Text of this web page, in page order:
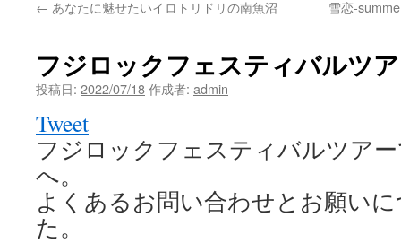
← あなたに魅せたいイロトリドリの南魚沼 雪恋-
フジロックフェスティバルツ
投稿日: 2022/07/18作成者: admin
Tweet
フジロックフェスティバルツア
へ。
よくあるお問い合わせとお願い
た。